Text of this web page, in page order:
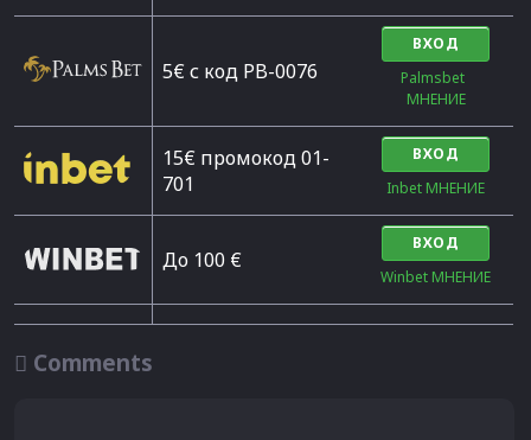
5€ с код PB-0076
ВХОД
Palmsbet
МНЕНИЕ
15€ промокод 01-
701
ВХОД
Inbet МНЕНИЕ
До 100 €
ВХОД
Winbet МНЕНИЕ
 Comments